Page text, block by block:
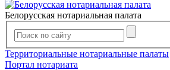
Белорусская нотариальная палата
Территориальные нотариальные палаты
Портал нотариата